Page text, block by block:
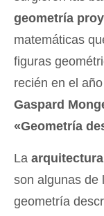
geometría
matemáticas
figuras
recién en el
Gaspard
«Geometría
La arquitectura
son algunas de
geometría